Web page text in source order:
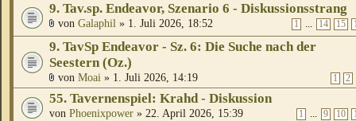
9. Tav.sp. Endeavor, Szenario 6 - Diskussionsstrang
1 ... 14 15
von Galaphil » 1. Juli 2026, 18:52
9. TavSp Endeavor - Sz. 6: Die Suche nach der
Seestern (Oz.)
1 2
von Moai » 1. Juli 2026, 14:19
55. Tavernenspiel: Krahd - Diskussion
1 ... 9 10
von Phoenixpower » 22. April 2026, 15:39